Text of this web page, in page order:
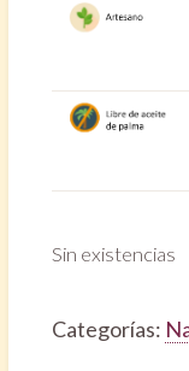
Sin existencias
Categorías: